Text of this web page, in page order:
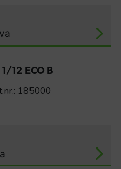
1/12 ECO B
185000